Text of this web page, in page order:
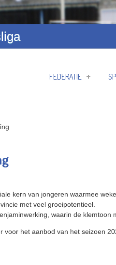
FEDERATIE
kern van jongeren waarmee
met veel groeipotentieel.
waarin de klemtoon
voor het aanbod van het seizoen